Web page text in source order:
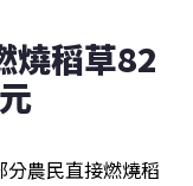
燒稻草82
農民直接燃燒稻